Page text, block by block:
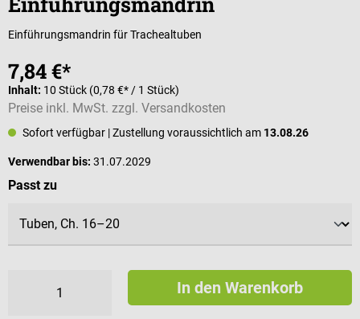
Einführungsmandrin für Trachealtuben
7,84 €*
Inhalt: 10 Stück (0,78 €* / 1 Stück)
Preise inkl. MwSt. zzgl. Versandkosten
Sofort verfügbar | Zustellung voraussichtlich am 13.08.26
Verwendbar bis: 31.07.2029
Passt zuauswählen
In den Warenkorb